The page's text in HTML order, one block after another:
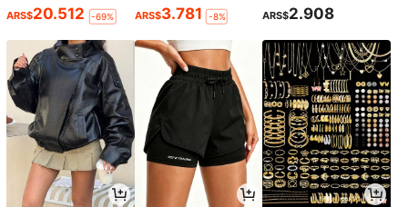
ARS$20.512 -69% ARS$3.781 -8% ARS$2.908